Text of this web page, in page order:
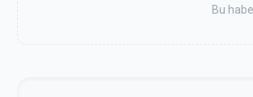
Bu